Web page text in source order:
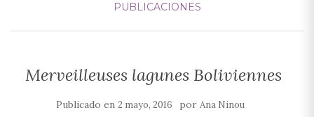
PUBLICACIONES
Merveilleuses lagunes Boliviennes
Publicado en 2 mayo, 2016 por Ana Ninou